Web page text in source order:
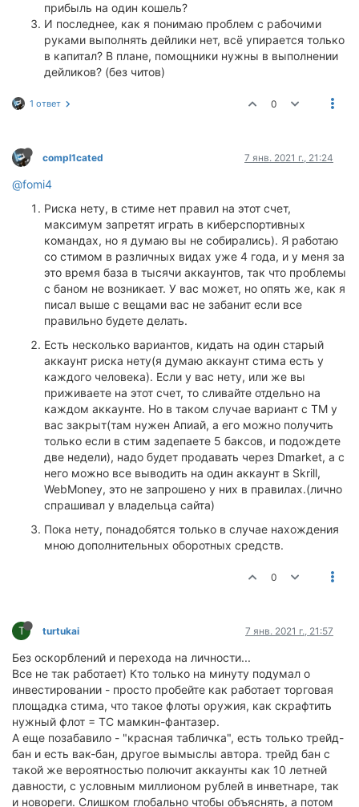
прибыль на один кошель?
И последнее, как я понимаю проблем с рабочими
руками выполнять дейлики нет, всё упирается только
в капитал? В плане, помощники нужны в выполнении
дейликов? (без читов)
1 ответ 0
compl1cated 7 янв. 2021 г., 21:24
@fomi4
Риска нету, в стиме нет правил на этот счет,
максимум запретят играть в киберспортивных
командах, но я думаю вы не собирались). Я работаю
со стимом в различных видах уже 4 года, и у меня за
это время база в тысячи аккаунтов, так что проблемы
с баном не возникает. У вас может, но опять же, как я
писал выше с вещами вас не забанит если все
правильно будете делать.
Есть несколько вариантов, кидать на один старый
аккаунт риска нету(я думаю аккаунт стима есть у
каждого человека). Если у вас нету, или же вы
приживаете на этот счет, то сливайте отдельно на
каждом аккаунте. Но в таком случае вариант с ТМ у
вас закрыт(там нужен Апиай, а его можно получить
только если в стим задепаете 5 баксов, и подождете
две недели), надо будет продавать через Dmarket, а с
него можно все выводить на один аккаунт в Skrill,
WebMoney, это не запрошено у них в правилах.(лично
спрашивал у владельца сайта)
Пока нету, понадобятся только в случае нахождения
мною дополнительных оборотных средств.
0
T turtukai 7 янв. 2021 г., 21:57
Без оскорблений и перехода на личности...
Все не так работает) Кто только на минуту подумал о
инвестировании - просто пробейте как работает торговая
площадка стима, что такое флоты оружия, как скрафтить
нужный флот = ТС мамкин-фантазер.
А еще позабавило - "красная табличка", есть только трейд-
бан и есть вак-бан, другое вымыслы автора. трейд бан с
такой же вероятностью полючит аккаунты как 10 летней
давности, с условным миллионом рублей в инветнаре, так
и новореги. Слишком глобально чтобы объяснять, а потом